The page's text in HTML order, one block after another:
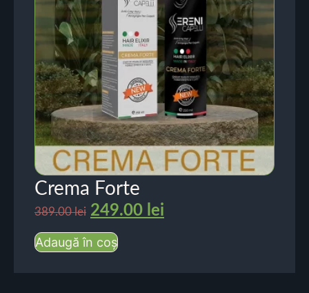
Crema Forte
389.00lei 249.00 lei
Adaugă în coș